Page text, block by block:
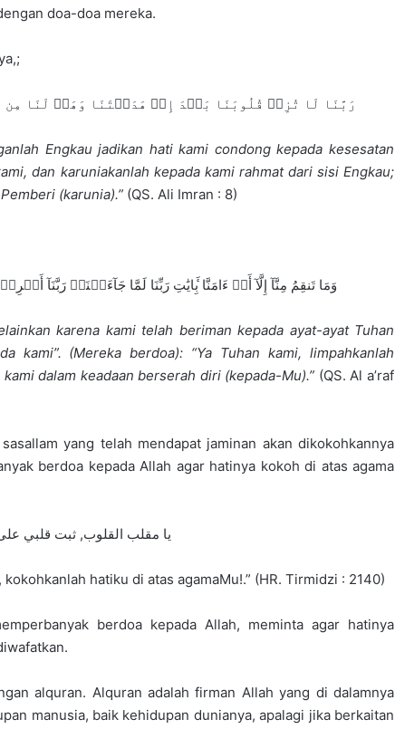
doa-doa mereka.
رَبَّنَا لَا تُزِغۡ قُلُوبَنَا بَعۡدَ إِذۡ هَدَيۡتَنَا وَهَبۡ لَنَا
Engkau jadikan hati kami condong kepada kesesatan
dan karuniakanlah kepada kami rahmat dari sisi Engkau;
(karunia).” (QS. Ali Imran : 8)
وَمَا تَنقِمُ مِنَّآ إِلَّآ أَنۡ ءَامَنَّا بِ‍َٔايَٰتِ رَبِّنَا لَمَّا جَآءَتۡنَاۚ رَبَّنَآ
karena kami telah beriman kepada ayat-ayat Tuhan
kami”. (Mereka berdoa): “Ya Tuhan kami, limpahkanlah
dalam keadaan berserah diri (kepada-Mu).” (QS. Al a’raf
yang telah mendapat jaminan akan dikokohkannya
berdoa kepada Allah agar hatinya kokoh di atas agama
يا مقلب القلوب, ثبت قلبي
hatiku di atas agamaMu!.” (HR. Tirmidzi : 2140)
berdoa kepada Allah, meminta agar hatinya
alquran. Alquran adalah firman Allah yang di dalamnya
manusia, baik kehidupan dunianya, apalagi jika berkaitan